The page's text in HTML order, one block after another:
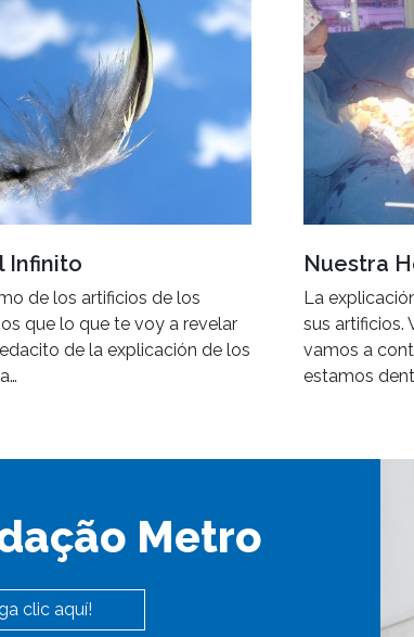
Infinito
de los artificios de los
que lo que te voy a revelar
de la explicación de los
Nuestra
La
sus artificios.
vamos a
estamos
Metro
clic aquí!